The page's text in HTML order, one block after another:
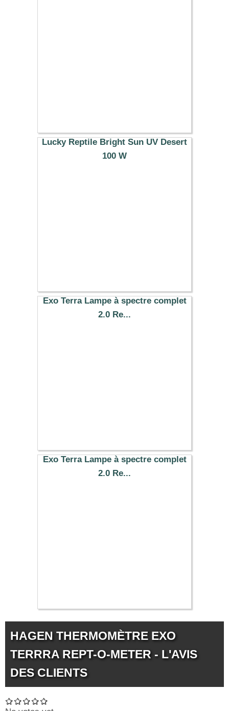
Lucky Reptile Bright Sun UV Desert
100 W
Exo Terra Lampe à spectre complet
2.0 Re...
Exo Terra Lampe à spectre complet
2.0 Re...
HAGEN THERMOMÈTRE EXO
TERRRA REPT-O-METER - L'AVIS
DES CLIENTS